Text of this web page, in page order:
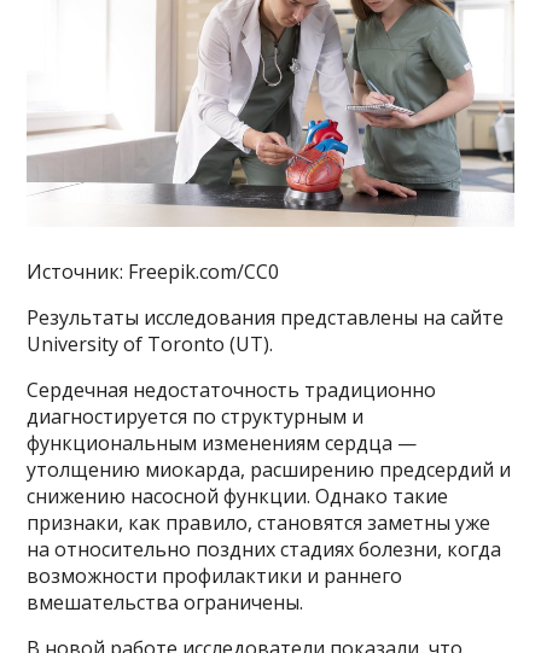
Источник: Freepik.com/CC0
Результаты исследования представлены на сайте
University of Toronto (UТ).
Сердечная недостаточность традиционно
диагностируется по структурным и
функциональным изменениям сердца —
утолщению миокарда, расширению предсердий и
снижению насосной функции. Однако такие
признаки, как правило, становятся заметны уже
на относительно поздних стадиях болезни, когда
возможности профилактики и раннего
вмешательства ограничены.